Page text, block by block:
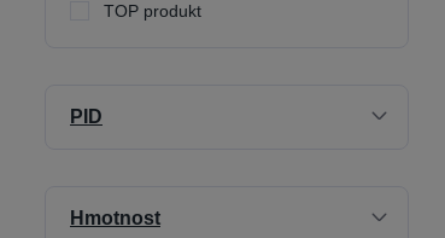
TOP produkt
PID
Hmotnost